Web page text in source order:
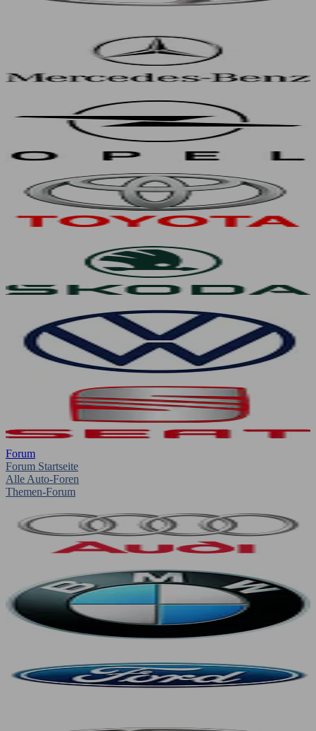
Forum
Forum Startseite
Alle Auto-Foren
Themen-Forum